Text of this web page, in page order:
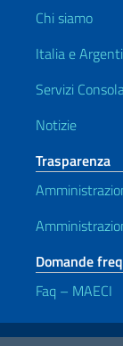
Chi siamo
Italia e
Servizi
Notizie
Trasparenza
Domande
Faq – MAECI
Link Utili